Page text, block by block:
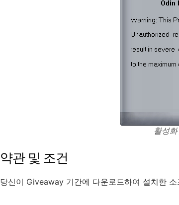
활성
약관 및 조건
당신이 Giveaway 기간에 다운로드하여 설치한